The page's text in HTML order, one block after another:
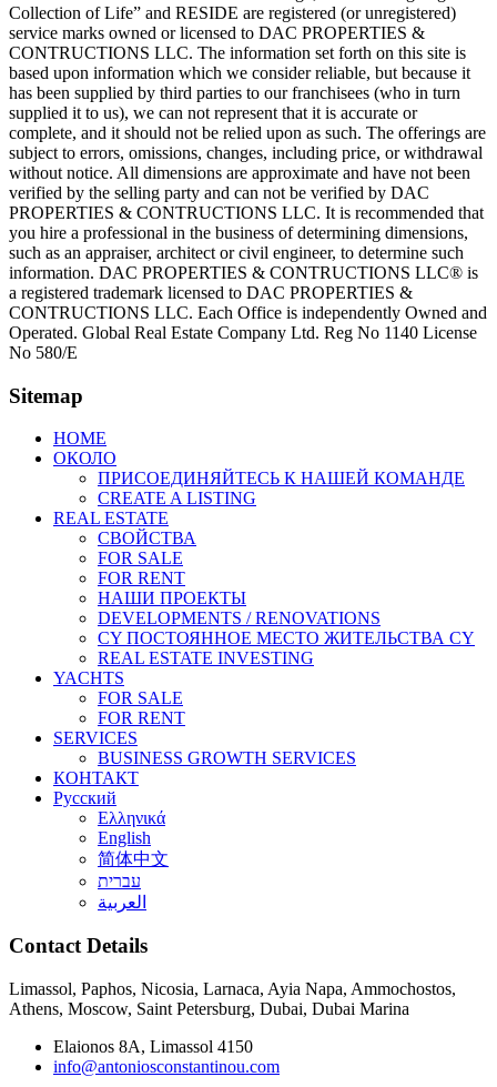
Collection of Life” and RESIDE are registered (or unregistered)
service marks owned or licensed to DAC PROPERTIES &
CONTRUCTIONS LLC. The information set forth on this site is
based upon information which we consider reliable, but because it
has been supplied by third parties to our franchisees (who in turn
supplied it to us), we can not represent that it is accurate or
complete, and it should not be relied upon as such. The offerings are
subject to errors, omissions, changes, including price, or withdrawal
without notice. All dimensions are approximate and have not been
verified by the selling party and can not be verified by DAC
PROPERTIES & CONTRUCTIONS LLC. It is recommended that
you hire a professional in the business of determining dimensions,
such as an appraiser, architect or civil engineer, to determine such
information. DAC PROPERTIES & CONTRUCTIONS LLC® is
a registered trademark licensed to DAC PROPERTIES &
CONTRUCTIONS LLC. Each Office is independently Owned and
Operated. Global Real Estate Company Ltd. Reg No 1140 License
No 580/E
Sitemap
HOME
ОКОЛО
ПРИСОЕДИНЯЙТЕСЬ К НАШЕЙ КОМАНДЕ
CREATE A LISTING
REAL ESTATE
СВОЙСТВА
FOR SALE
FOR RENT
НАШИ ПРОЕКТЫ
DEVELOPMENTS / RENOVATIONS
CY ПОСТОЯННОЕ МЕСТО ЖИТЕЛЬСТВА CY
REAL ESTATE INVESTING
YACHTS
FOR SALE
FOR RENT
SERVICES
BUSINESS GROWTH SERVICES
КОНТАКТ
Русский
Ελληνικά
English
简体中文
עברית
العربية
Contact Details
Limassol, Paphos, Nicosia, Larnaca, Ayia Napa, Ammochostos,
Athens, Moscow, Saint Petersburg, Dubai, Dubai Marina
Elaionos 8A, Limassol 4150
info@antoniosconstantinou.com